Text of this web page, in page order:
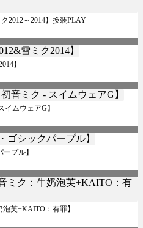
2012～2014】换装PLAY
】
ムウェアG】
プル】
泡芙+KAITO：有罪】